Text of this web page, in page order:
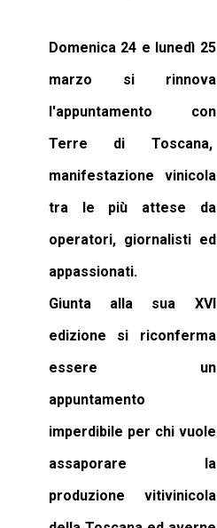
Domenica 24 e lunedì 25
marzo si rinnova
l'appuntamento con
Terre di Toscana,
manifestazione vinicola
tra le più attese da
operatori, giornalisti ed
appassionati.
Giunta alla sua XVI
edizione si riconferma
essere un
appuntamento
imperdibile per chi vuole
assaporare la
produzione vitivinicola